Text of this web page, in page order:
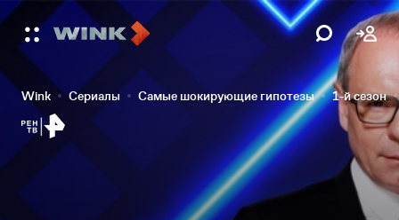
Wink Сериалы Самые шокирующие гипотезы 1-й сезон